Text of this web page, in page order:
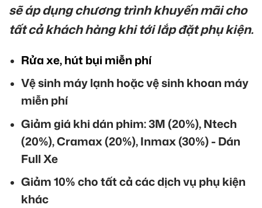
sẽ áp dụng chương trình khuyến mãi cho
tất cả khách hàng khi tới lắp đặt phụ kiện.
Rửa xe, hút bụi miễn phí
Vệ sinh máy lạnh hoặc vệ sinh khoan máy
miễn phí
Giảm giá khi dán phim: 3M (20%), Ntech
(20%), Cramax (20%), Inmax (30%) - Dán
Full Xe
Giảm 10% cho tất cả các dịch vụ phụ kiện
khác